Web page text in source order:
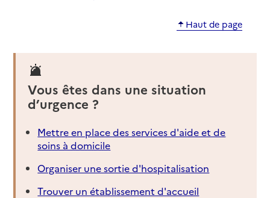
Haut de page
Vous êtes dans une situation
d’urgence ?
Mettre en place des services d'aide et de
soins à domicile
Organiser une sortie d'hospitalisation
Trouver un établissement d'accueil